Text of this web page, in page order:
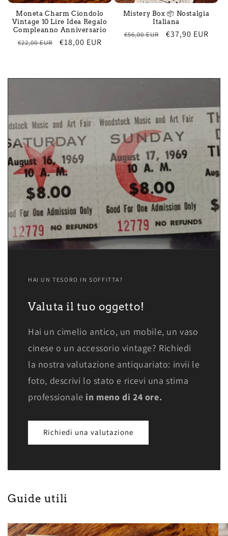
Moneta Charm Ciondolo
Vintage 10 Lire Idea Regalo
Compleanno Anniversario
Prezzo
€22,00 EUR
Prezzo
€18,00 EUR
Mistery Box 📦 Nostalgia
Italiana
Prezzo
€56,00 EUR
Prezzo
€37,90 EUR
HAI UN TESORO IN SOFFITTA?
Valuta il tuo oggetto!
Hai un cimelio antico, un mobile, un vaso
cinese o un accessorio vintage? Richiedi
la nostra valutazione antiquariato: invii le
foto, descrivi lo stato e ricevi una stima
professionale in meno di 24 ore.
Richiedi una valutazione
Guide utili